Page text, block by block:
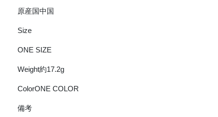
原産国中国
Size
ONE SIZE
Weight約17.2g
ColorONE COLOR
備考